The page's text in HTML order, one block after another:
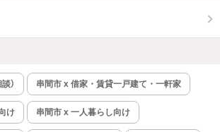
） 串間市 x 借家・賃貸一戸建て・一軒家
け 串間市 x 一人暮らし向け